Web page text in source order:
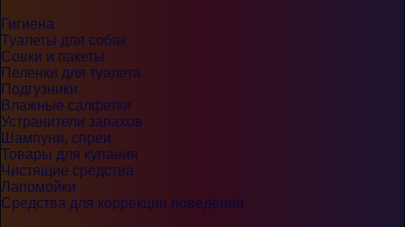
Гигиена
Туалеты для собак
Совки и пакеты
Пеленки для туалета
Подгузники
Влажные салфетки
Устранители запахов
Шампуни, спреи
Товары для купания
Чистящие средства
Лапомойки
Средства для коррекции поведения